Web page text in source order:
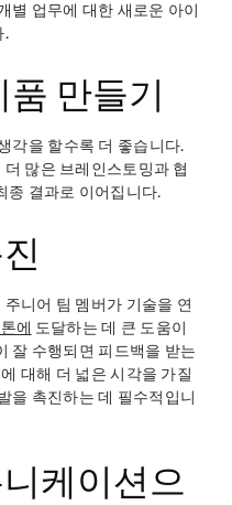
별 업무에 대한 새로운 아이
.
품 만들기
각을 할수록 더 좋습니다.
많은 브레인스토밍과 협
종 결과로 이어집니다.
니어 팀 멤버가 기술을 연
에 도달하는 데 큰 도움이
잘 수행되면 피드백을 받는
대해 더 넓은 시각을 가질
을 촉진하는 데 필수적입니
케이션으